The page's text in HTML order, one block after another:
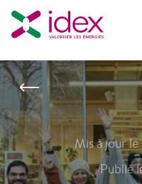
Accueil Blog L'épicerie
Mis à jour
Publié